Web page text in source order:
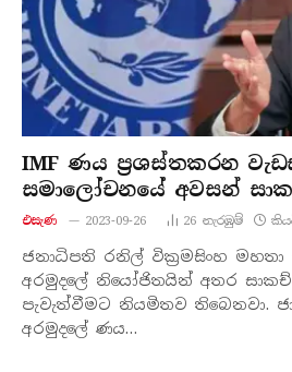
IMF ණය ප්‍රශස්තකරන
සමාලෝචනයේ අවසන්
එසැණ 2023-09-26 26 නැරඹු​ම්
ජනාධිපති රනිල් වික්‍රමසිංහ
අරමුදලේ නියෝජිතයින් අතර
පැවැත්වීමට නියමිතව තිබෙනවා.
අරමුදලේ ණය…